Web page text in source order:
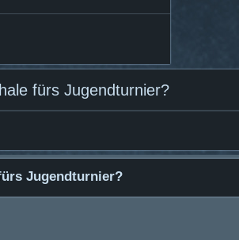
fürs Jugendturnier?
Jugendturnier?